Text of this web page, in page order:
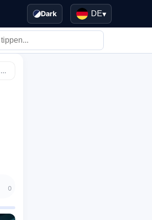
Dark DE▾
Geopolitische Fragilität der Energiesysteme: Konflikte beschleunigen saubere Energie
0